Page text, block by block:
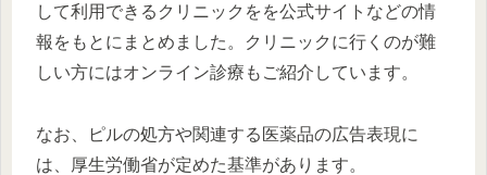
して利用できるクリニックをを公式サイトなどの情
報をもとにまとめました。クリニックに行くのが難
しい方にはオンライン診療もご紹介しています。
なお、ピルの処方や関連する医薬品の広告表現に
は、厚生労働省が定めた基準があります。